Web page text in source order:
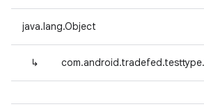
java.lang.Object
↳